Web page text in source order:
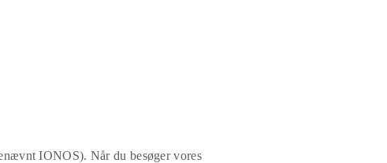
IONOS). Når du besøger vores